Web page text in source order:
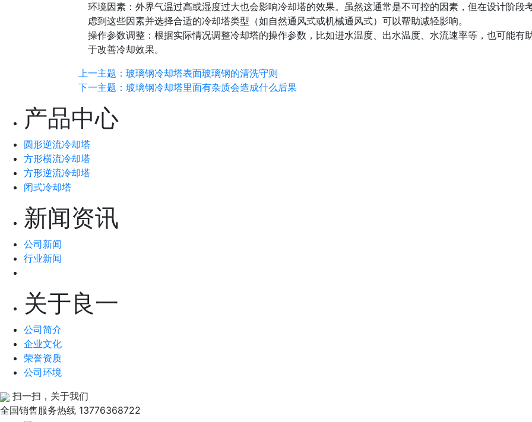
环境因素：外界气温过高或湿度过大也会影响冷却塔的效果。虽然这通常是不可控的因素，但在设计阶段
虑到这些因素并选择合适的冷却塔类型（如自然通风式或机械通风式）可以帮助减轻影响。
操作参数调整：根据实际情况调整冷却塔的操作参数，比如进水温度、出水温度、水流速率等，也可能有
于改善冷却效果。
上一主题：玻璃钢冷却塔表面玻璃钢的清洗守则
下一主题：玻璃钢冷却塔里面有杂质会造成什么后果
产品中心
圆形逆流冷却塔
方形横流冷却塔
方形逆流冷却塔
闭式冷却塔
新闻资讯
公司新闻
行业新闻
关于良一
公司简介
企业文化
荣誉资质
公司环境
扫一扫，关于我们
全国销售服务热线 13776368722